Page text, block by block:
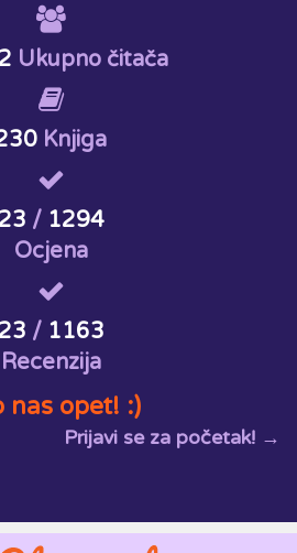
Ukupno čitača
Knjiga
23 / 1294
Ocjena
23 / 1163
Recenzija
nas opet! :)
Prijavi se za početak! →